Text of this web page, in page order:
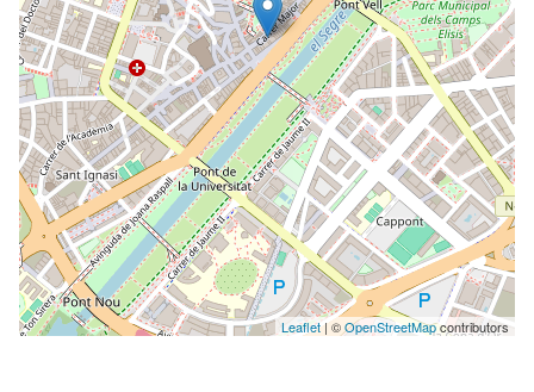
Leaflet| ©OpenStreetMapcontributors